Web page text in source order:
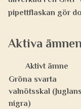
pipettflaskan gör
Aktiva
Aktivt ämne
Gröna svarta
valnötsskal (Juglans
nigra)